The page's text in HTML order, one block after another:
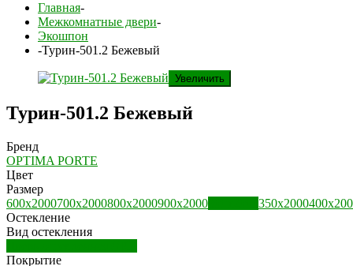
Главная-
Межкомнатные двери-
Экошпон
-Турин-501.2 Бежевый
Увеличить
Турин-501.2 Бежевый
Бренд
OPTIMA PORTE
Цвет
Размер
600х2000700х2000800х2000900х2000 350х2000
Остекление
Вид остекления
Покрытие